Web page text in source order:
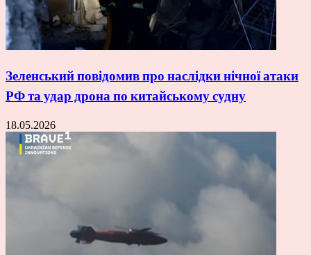
Зеленський повідомив про наслідки нічної атаки
РФ та удар дрона по китайському судну
18.05.2026